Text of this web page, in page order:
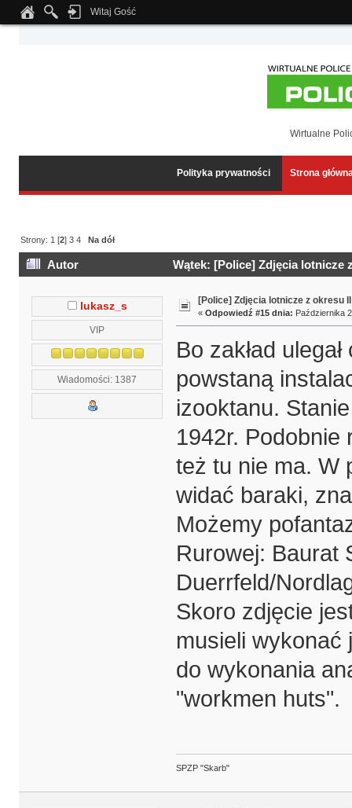
Notice: Undefined index: tapatalk_body_hook in
Witaj Gość
Wirtualne
Polityka prywatności Strona
Strony: 1 [2]3 4 Na dół
Autor Wątek: [Police] Zdjęcia lotnicze
lukasz_s
VIP
Wiadomości: 1387
[Police] Zdjęcia lotnicze z okresu II
« Odpowiedź #15 dnia: Października
Bo zakład
powstaną
izooktanu.
1942r. Podobnie
też tu nie ma. W
widać baraki,
Możemy
Rurowej: Baurat
Duerrfeld/
Skoro zdjęcie
musieli wykonać
do wykonania
"workmen huts".
SPZP "Skarb"